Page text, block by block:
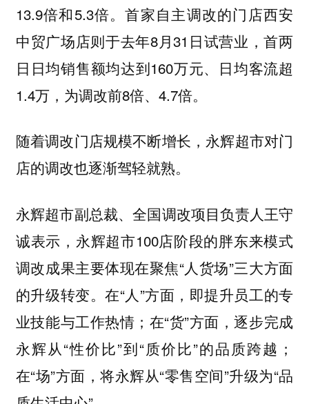
13.9倍和5.3倍。首家自主调改的门店西安
中贸广场店则于去年8月31日试营业，首两
日日均销售额均达到160万元、日均客流超
1.4万，为调改前8倍、4.7倍。
随着调改门店规模不断增长，永辉超市对门
店的调改也逐渐驾轻就熟。
永辉超市副总裁、全国调改项目负责人王守
诚表示，永辉超市100店阶段的胖东来模式
调改成果主要体现在聚焦“人货场”三大方面
的升级转变。在“人”方面，即提升员工的专
业技能与工作热情；在“货”方面，逐步完成
永辉从“性价比”到“质价比”的品质跨越；
在“场”方面，将永辉从“零售空间”升级为“品